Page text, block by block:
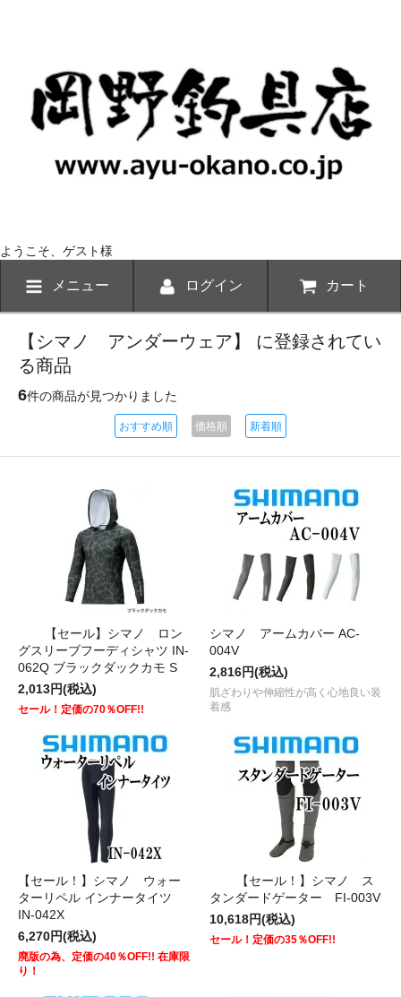
ようこそ、ゲスト様
メニュー ログイン カート
【シマノ アンダーウェア】 に登録されてい
る商品
6件の商品が見つかりました
おすすめ順 価格順 新着順
【セール】シマノ ロン
グスリーブフーディシャツ IN-
062Q ブラックダックカモ S
2,013円(税込)
セール！定価の70％OFF!!
シマノ アームカバー AC-
004V
2,816円(税込)
肌ざわりや伸縮性が高く心地良い装
着感
【セール！】シマノ ウォー
ターリペル インナータイツ
IN-042X
6,270円(税込)
廃版の為、定価の40％OFF!! 在庫限
り！
【セール！】シマノ ス
タンダードゲーター FI-003V
10,618円(税込)
セール！定価の35％OFF!!